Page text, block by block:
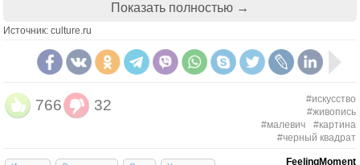
«Квадрат» действительно был создан в 1913 году.
Специалист по творчеству Малевича Александра
Шатских указывала датой написания работы 8
Показать полностью →
Источник: culture.ru
766 32
#искусство
#живопись
#малевич
#картина
#черный квадрат
FeelingMoment